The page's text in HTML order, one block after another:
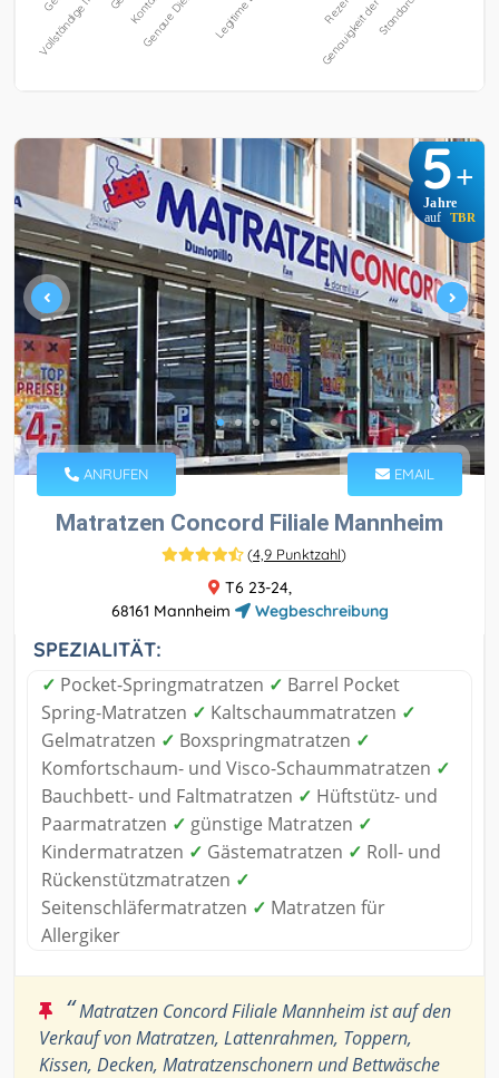
5+
Jahre
auf TBR
ANRUFEN EMAIL
Matratzen Concord Filiale Mannheim
(4,9 Punktzahl)
T6 23-24,
68161 Mannheim
Wegbeschreibung
SPEZIALITÄT:
✓ Pocket-Springmatratzen ✓ Barrel Pocket
Spring-Matratzen ✓ Kaltschaummatratzen ✓
Gelmatratzen ✓ Boxspringmatratzen ✓
Komfortschaum- und Visco-Schaummatratzen ✓
Bauchbett- und Faltmatratzen ✓ Hüftstütz- und
Paarmatratzen ✓ günstige Matratzen ✓
Kindermatratzen ✓ Gästematratzen ✓ Roll- und
Rückenstützmatratzen ✓
Seitenschläfermatratzen ✓ Matratzen für
Allergiker
“Matratzen Concord Filiale Mannheim ist auf den
Verkauf von Matratzen, Lattenrahmen, Toppern,
Kissen, Decken, Matratzenschonern und Bettwäsche